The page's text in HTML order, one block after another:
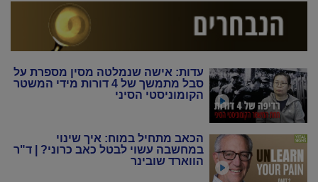
עדות: אישה שנמלטה מסין מספרת על
סבל מתמשך של 4 דורות מידי המשטר
הקומוניסטי הסיני
הכאב מתחיל במוח: איך שינוי
במחשבה עשוי לבטל כאב כרוני? | ד"ר
הווארד שובינר